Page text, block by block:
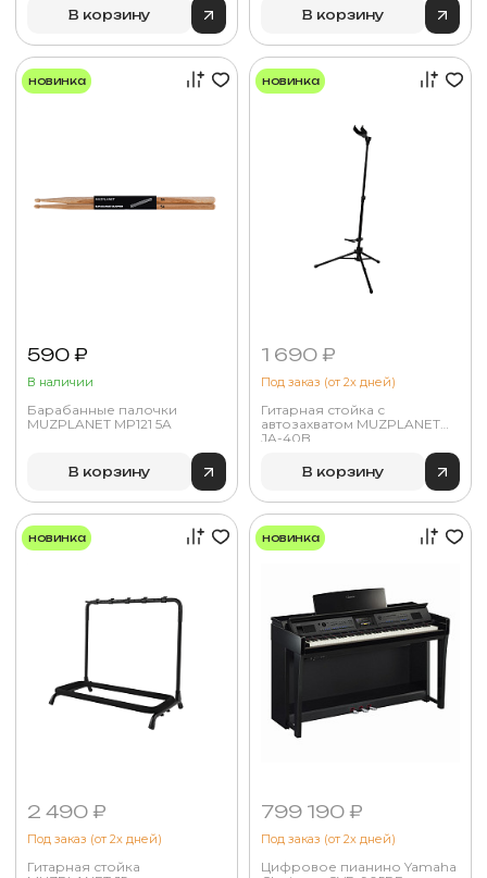
В корзину В корзину
новинка
590 ₽
В наличии
Барабанные палочки
MUZPLANET MP121 5A
В корзину
новинка
1 690 ₽
Под заказ (от 2х дней)
Гитарная стойка с
автозахватом MUZPLANET
JA-40B
В корзину
новинка
2 490 ₽
Под заказ (от 2х дней)
Гитарная стойка
новинка
799 190 ₽
Под заказ (от 2х дней)
Цифровое пианино Yamaha